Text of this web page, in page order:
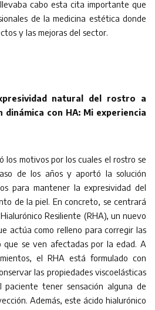
cabo esta cita importante que
de la medicina estética donde
y las mejoras del sector.
natural del rostro a
con HA: Mi experiencia
los motivos por los cuales el rostro se
de los años y aportó la solución
para mantener la expresividad del
de la piel. En concreto, se centrará
Resiliente (RHA), un nuevo
actúa como relleno para corregir las
que se ven afectadas por la edad. A
el RHA está formulado con
las propiedades viscoelásticas
tener sensación alguna de
Además, este ácido hialurónico